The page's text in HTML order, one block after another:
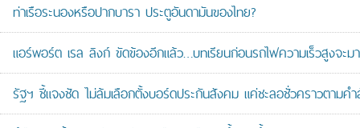
ท่าเรือระนองหรือปากบารา ประตูอันดามันของไทย?
แอร์พอร์ต เรล ลิงก์ ขัดข้องอีกแล้ว…บทเรียนก่อนรถไฟความเร็วสูงจะม
รัฐฯ ชี้แจงชัด ไม่ล้มเลือกตั้งบอร์ดประกันสังคม แค่ชะลอชั่วคราวตามค